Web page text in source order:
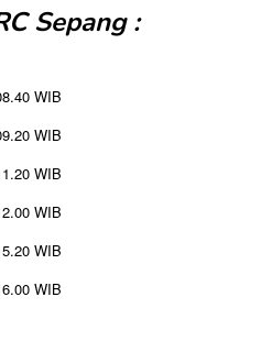
Sepang :
WIB
WIB
WIB
WIB
WIB
WIB